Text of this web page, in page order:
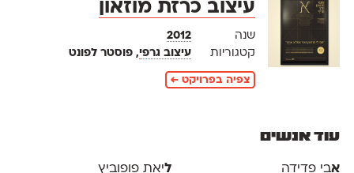
עיצוב כרזת מוזאון
שנה
2012
קטגוריות
עיצוב גרפי, פוסטר לפונט
צפיה בפרויקט ←
עוד אנשים
אבי פדידה
ליאת פופוביץ